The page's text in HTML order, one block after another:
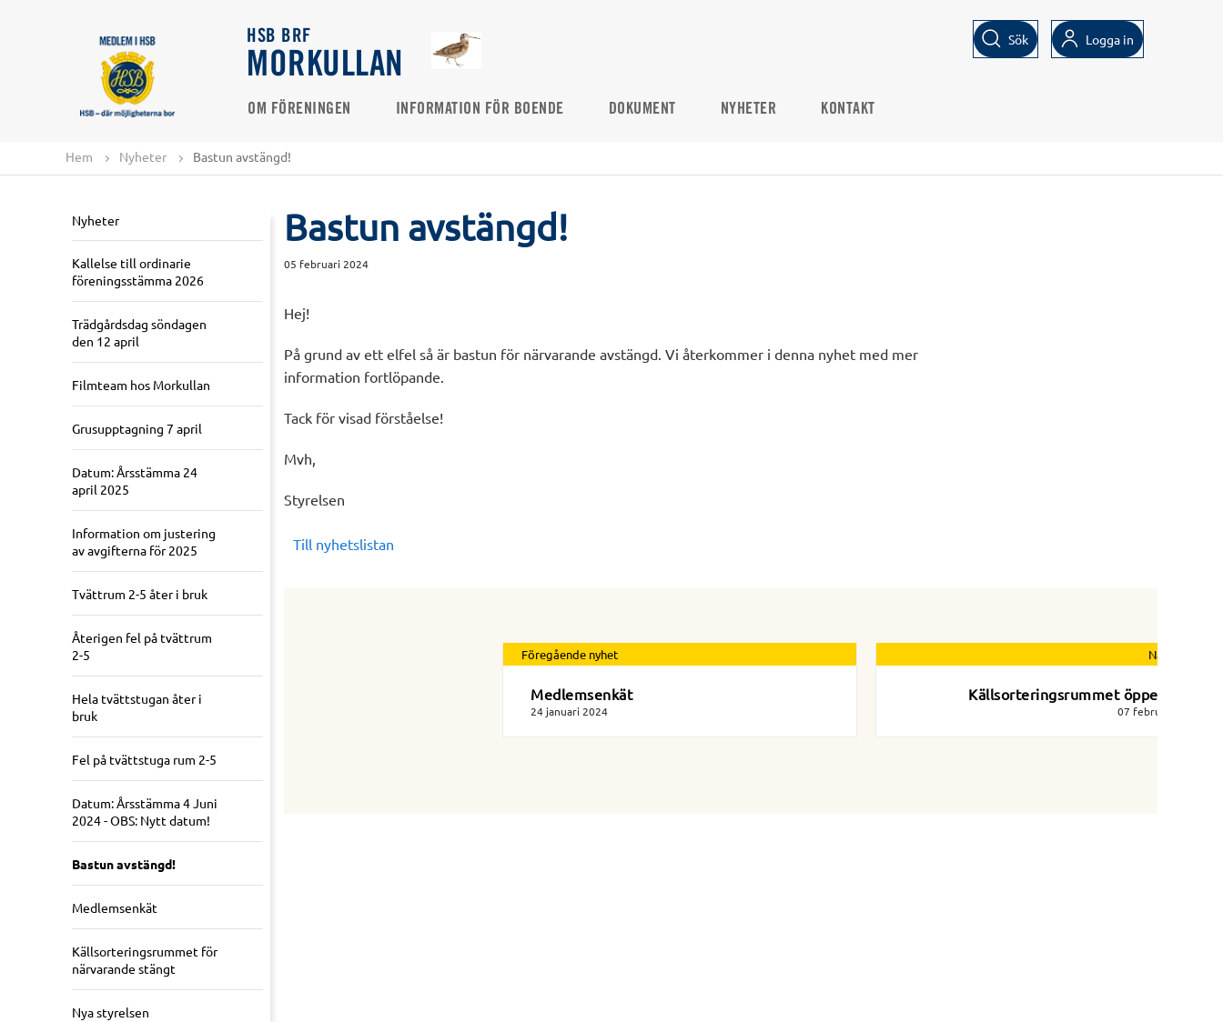
HSB BRF
MORKULLAN
Sök Logga in
OM FÖRENINGEN INFORMATION FÖR BOENDE DOKUMENT NYHETER KONTAKT
Hem Nyheter Bastun avstängd!
Nyheter
Kallelse till ordinarie
föreningsstämma 2026
Trädgårdsdag söndagen
den 12 april
Filmteam hos Morkullan
Grusupptagning 7 april
Datum: Årsstämma 24
april 2025
Information om justering
av avgifterna för 2025
Tvättrum 2-5 åter i bruk
Återigen fel på tvättrum
2-5
Hela tvättstugan åter i
bruk
Fel på tvättstuga rum 2-5
Datum: Årsstämma 4 Juni
2024 - OBS: Nytt datum!
Bastun avstängd!
Medlemsenkät
Källsorteringsrummet för
närvarande stängt
Nya styrelsen
Bastun avstängd!
05 februari 2024
Hej!
På grund av ett elfel så är bastun för närvarande avstängd. Vi återkommer i denna nyhet med mer
information fortlöpande.
Tack för visad förståelse!
Mvh,
Styrelsen
Till nyhetslistan
Föregående nyhet
Medlemsenkät
24 januari 2024
Nästa nyhet
Källsorteringsrummet öppet igen!
07 februari 2024